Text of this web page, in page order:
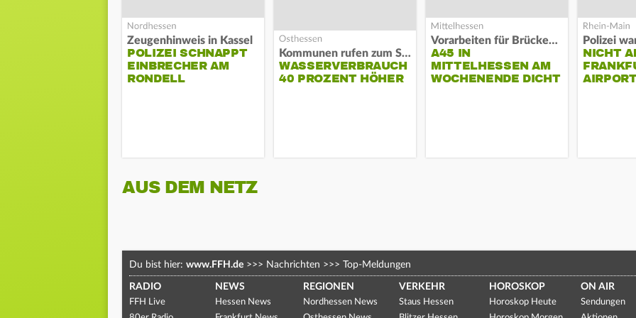
Zeugenhinweis in Kassel
POLIZEI SCHNAPPT
EINBRECHER AM
RONDELL
Kommunen rufen zum Sparen auf
WASSERVERBRAUCH
40 PROZENT HÖHER
Vorarbeiten für Brücken-Neubau
A45 IN
MITTELHESSEN AM
WOCHENENDE DICHT
NICHT
AUS DEM NETZ
Du bist hier: www.FFH.de >>> Nachrichten >>> Top-Meldungen
RADIO
FFH Live
NEWS
Hessen News
REGIONEN
Nordhessen News
VERKEHR
Staus Hessen
HOROSKOP
Horoskop Heute
ON AIR
Sendungen